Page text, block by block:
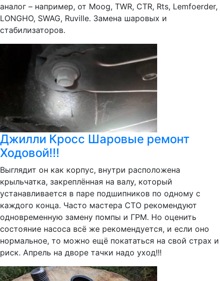
аналог – например, от Moog, TWR, CTR, Rts, Lemfoerder,
LONGHO, SWAG, Ruville. Замена шаровых и
стабилизаторов.
Джилли Кросс Шаровые ремонт
Ходовой!!!
Выглядит он как корпус, внутри расположена
крыльчатка, закреплённая на валу, который
устанавливается в паре подшипников по одному с
каждого конца. Часто мастера СТО рекомендуют
одновременную замену помпы и ГРМ. Но оценить
состояние насоса всё же рекомендуется, и если оно
нормальное, то можно ещё покататься на свой страх и
риск. Апрель на дворе тачки надо уход!!!